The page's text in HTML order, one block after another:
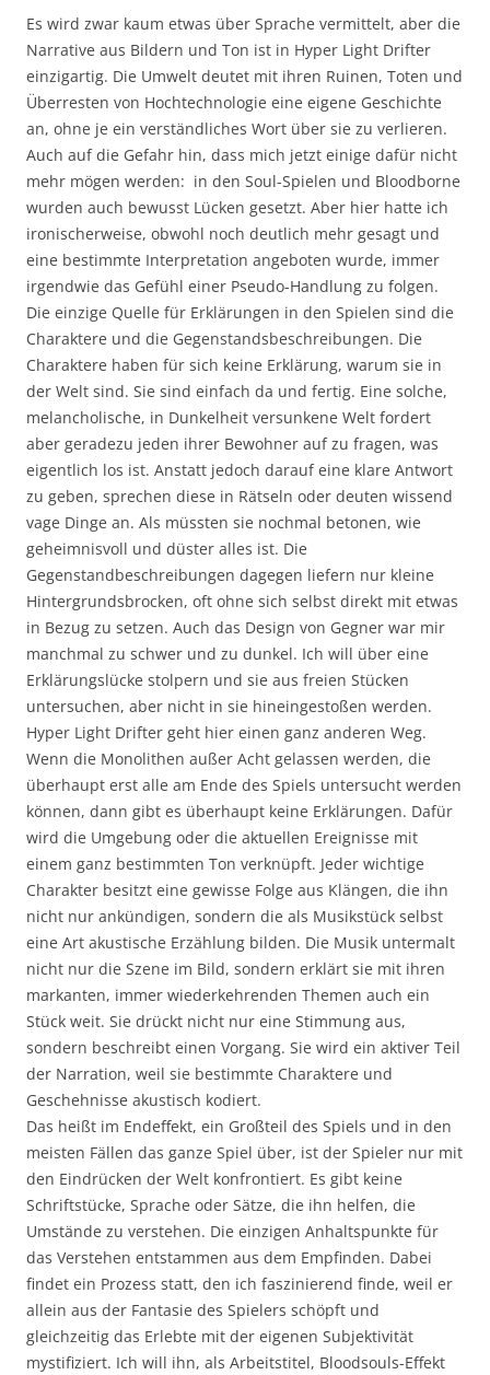
Es wird zwar kaum etwas über Sprache vermittelt, aber die
Narrative aus Bildern und Ton ist in Hyper Light Drifter
einzigartig. Die Umwelt deutet mit ihren Ruinen, Toten und
Überresten von Hochtechnologie eine eigene Geschichte
an, ohne je ein verständliches Wort über sie zu verlieren.
Auch auf die Gefahr hin, dass mich jetzt einige dafür nicht
mehr mögen werden: in den Soul-Spielen und Bloodborne
wurden auch bewusst Lücken gesetzt. Aber hier hatte ich
ironischerweise, obwohl noch deutlich mehr gesagt und
eine bestimmte Interpretation angeboten wurde, immer
irgendwie das Gefühl einer Pseudo-Handlung zu folgen.
Die einzige Quelle für Erklärungen in den Spielen sind die
Charaktere und die Gegenstandsbeschreibungen. Die
Charaktere haben für sich keine Erklärung, warum sie in
der Welt sind. Sie sind einfach da und fertig. Eine solche,
melancholische, in Dunkelheit versunkene Welt fordert
aber geradezu jeden ihrer Bewohner auf zu fragen, was
eigentlich los ist. Anstatt jedoch darauf eine klare Antwort
zu geben, sprechen diese in Rätseln oder deuten wissend
vage Dinge an. Als müssten sie nochmal betonen, wie
geheimnisvoll und düster alles ist. Die
Gegenstandbeschreibungen dagegen liefern nur kleine
Hintergrundsbrocken, oft ohne sich selbst direkt mit etwas
in Bezug zu setzen. Auch das Design von Gegner war mir
manchmal zu schwer und zu dunkel. Ich will über eine
Erklärungslücke stolpern und sie aus freien Stücken
untersuchen, aber nicht in sie hineingestoßen werden.
Hyper Light Drifter geht hier einen ganz anderen Weg.
Wenn die Monolithen außer Acht gelassen werden, die
überhaupt erst alle am Ende des Spiels untersucht werden
können, dann gibt es überhaupt keine Erklärungen. Dafür
wird die Umgebung oder die aktuellen Ereignisse mit
einem ganz bestimmten Ton verknüpft. Jeder wichtige
Charakter besitzt eine gewisse Folge aus Klängen, die ihn
nicht nur ankündigen, sondern die als Musikstück selbst
eine Art akustische Erzählung bilden. Die Musik untermalt
nicht nur die Szene im Bild, sondern erklärt sie mit ihren
markanten, immer wiederkehrenden Themen auch ein
Stück weit. Sie drückt nicht nur eine Stimmung aus,
sondern beschreibt einen Vorgang. Sie wird ein aktiver Teil
der Narration, weil sie bestimmte Charaktere und
Geschehnisse akustisch kodiert.
Das heißt im Endeffekt, ein Großteil des Spiels und in den
meisten Fällen das ganze Spiel über, ist der Spieler nur mit
den Eindrücken der Welt konfrontiert. Es gibt keine
Schriftstücke, Sprache oder Sätze, die ihn helfen, die
Umstände zu verstehen. Die einzigen Anhaltspunkte für
das Verstehen entstammen aus dem Empfinden. Dabei
findet ein Prozess statt, den ich faszinierend finde, weil er
allein aus der Fantasie des Spielers schöpft und
gleichzeitig das Erlebte mit der eigenen Subjektivität
mystifiziert. Ich will ihn, als Arbeitstitel, Bloodsouls-Effekt